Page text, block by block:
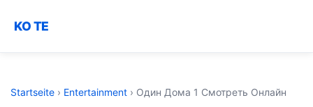
KO TE
Startseite › Entertainment › Один Дома 1 Смотреть Онлайн